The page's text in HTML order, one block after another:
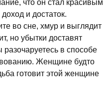
что он стал красивым
и достаток.
во сне, хмур и выглядит
но убытки доставят
в способе
Женщине будто
готовит этой женщине